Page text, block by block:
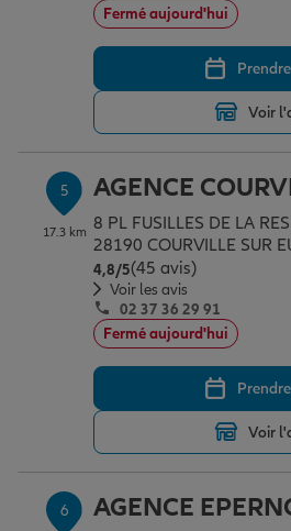
Fermé aujourd'hui
Voir
5
17.3 km
AGENCE
8 PL FUSILLES DE LA
28190 COURVILLE SUR
4,8/5Note de 4.8 sur 5
(45 avis)
Voir les avis
02 37 36 29 91
Fermé aujourd'hui
Voir
6 AGENCE